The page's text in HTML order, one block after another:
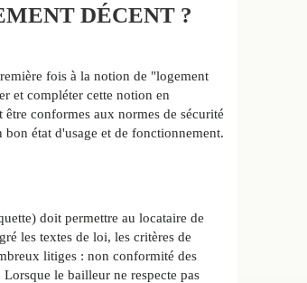
DÉCENT ?
fois à la notion de "logement
et compléter cette notion en
conformes aux normes de sécurité
état d'usage et de fonctionnement.
doit permettre au locataire de
les textes de loi, les critères de
litiges : non conformité des
le bailleur ne respecte pas